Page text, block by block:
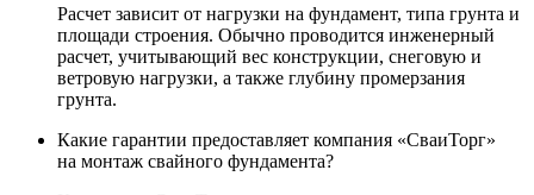
Расчет зависит от нагрузки на фундамент, типа грунта и
площади строения. Обычно проводится инженерный
расчет, учитывающий вес конструкции, снеговую и
ветровую нагрузки, а также глубину промерзания
грунта.
Какие гарантии предоставляет компания «СваиТорг»
на монтаж свайного фундамента?